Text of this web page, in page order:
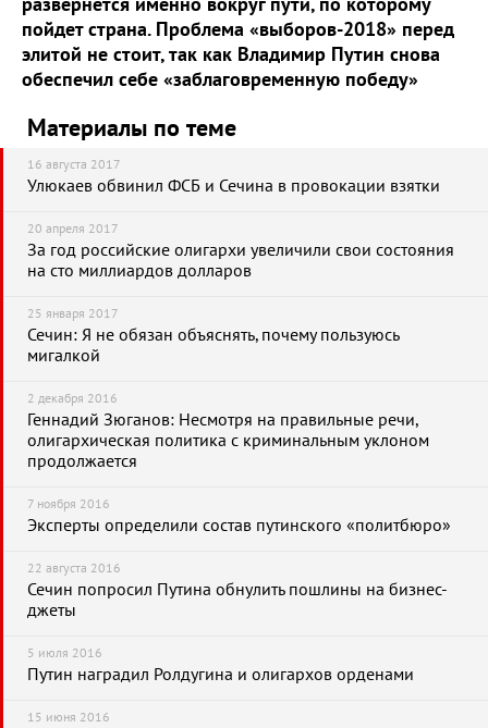
развернется именно вокруг пути, по которому
пойдет страна. Проблема «выборов-2018» перед
элитой не стоит, так как Владимир Путин снова
обеспечил себе «заблаговременную победу»
Материалы по теме
16 августа 2017
Улюкаев обвинил ФСБ и Сечина в провокации взятки
20 апреля 2017
За год российские олигархи увеличили свои состояния
на сто миллиардов долларов
25 января 2017
Сечин: Я не обязан объяснять, почему пользуюсь
мигалкой
2 декабря 2016
Геннадий Зюганов: Несмотря на правильные речи,
олигархическая политика с криминальным уклоном
продолжается
7 ноября 2016
Эксперты определили состав путинского «политбюро»
22 августа 2016
Сечин попросил Путина обнулить пошлины на бизнес-
джеты
5 июля 2016
Путин наградил Ролдугина и олигархов орденами
15 июня 2016